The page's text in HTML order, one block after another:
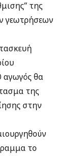
της
γεωτρήσεων
αγωγός θα
της
στην
το